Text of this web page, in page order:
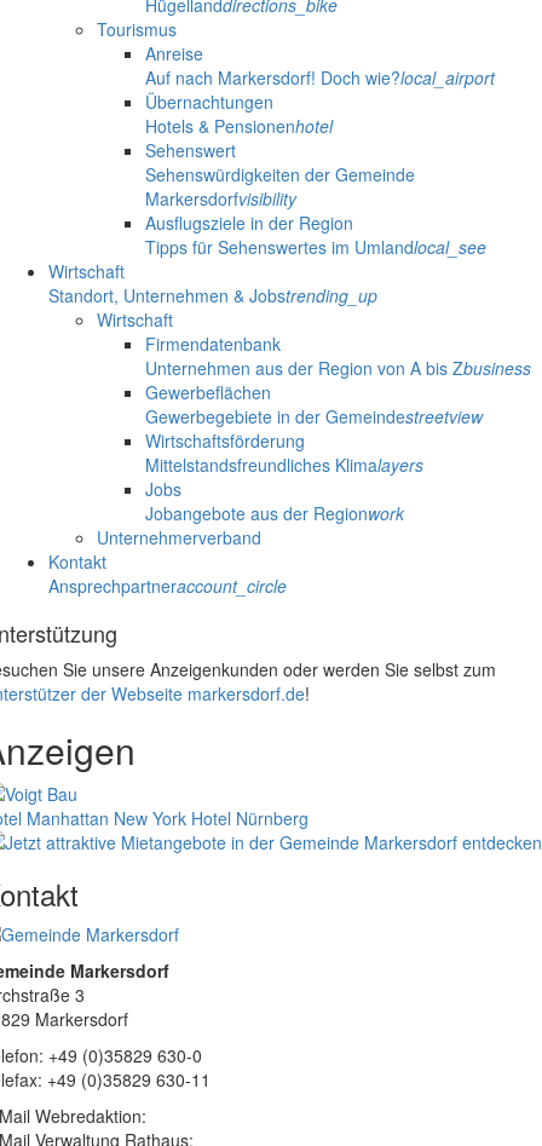
Tourismus
Anreise
Auf nach Markersdorf! Doch wie?local_airport
Übernachtungen
Hotels & Pensionenhotel
Sehenswert
Sehenswürdigkeiten der Gemeinde
Markersdorfvisibility
Ausflugsziele in der Region
Tipps für Sehenswertes im Umlandlocal_see
Wirtschaft
Standort, Unternehmen & Jobstrending_up
Wirtschaft
Firmendatenbank
Unternehmen aus der Region von A bis Zbusiness
Gewerbeflächen
Gewerbegebiete in der Gemeindestreetview
Wirtschaftsförderung
Mittelstandsfreundliches Klimalayers
Jobs
Jobangebote aus der Regionwork
Unternehmerverband
Kontakt
Ansprechpartneraccount_circle
Sie unsere Anzeigenkunden oder werden Sie selbst zum
der Webseite markersdorf.de!
Manhattan New York Hotel Nürnberg
Markersdorf
3
Markersdorf
+49 (0)35829 630-0
+49 (0)35829 630-11
Webredaktion:
Verwaltung Rathaus: